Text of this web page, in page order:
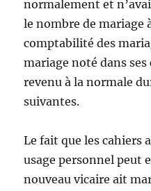
normalement et
le nombre de mariage
comptabilité des
mariage noté dans
revenu à la normale
suivantes.
Le fait que les cahiers
usage personnel peut
nouveau vicaire ait